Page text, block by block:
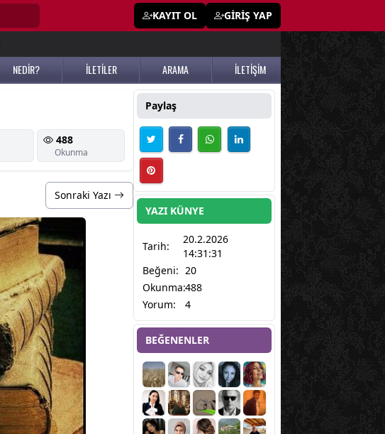
KAYIT OL GİRİŞ YAP
NEDİR? İLETİLER ARAMA İLETİŞİM
488
Okunma
Sonraki Yazı
Paylaş
YAZI KÜNYE
Tarih:
20.2.2026
14:31:31
Beğeni: 20
Okunma:488
Yorum:
4
BEĞENENLER